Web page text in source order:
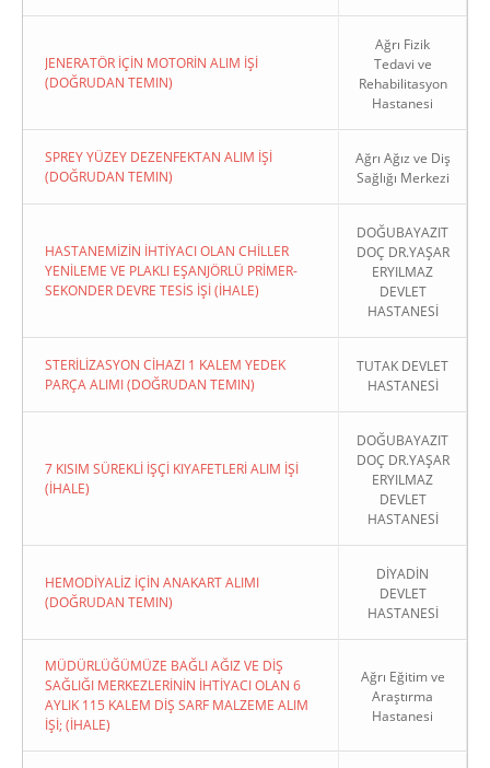
JENERATÖR İÇİN MOTORİN ALIM İŞİ
(DOĞRUDAN TEMIN)
Ağrı Fizik
Tedavi ve
Rehabilitasyon
Hastanesi
SPREY YÜZEY DEZENFEKTAN ALIM İŞİ
(DOĞRUDAN TEMIN)
Ağrı Ağız ve Diş
Sağlığı Merkezi
HASTANEMİZİN İHTİYACI OLAN CHİLLER
YENİLEME VE PLAKLI EŞANJÖRLÜ PRİMER-
SEKONDER DEVRE TESİS İŞİ (İHALE)
DOĞUBAYAZIT
DOÇ DR.YAŞAR
ERYILMAZ
DEVLET
HASTANESİ
STERİLİZASYON CİHAZI 1 KALEM YEDEK
PARÇA ALIMI (DOĞRUDAN TEMIN)
TUTAK DEVLET
HASTANESİ
7 KISIM SÜREKLİ İŞÇİ KIYAFETLERİ ALIM İŞİ
(İHALE)
DOĞUBAYAZIT
DOÇ DR.YAŞAR
ERYILMAZ
DEVLET
HASTANESİ
HEMODİYALİZ İÇİN ANAKART ALIMI
(DOĞRUDAN TEMIN)
DİYADİN
DEVLET
HASTANESİ
MÜDÜRLÜĞÜMÜZE BAĞLI AĞIZ VE DİŞ
SAĞLIĞI MERKEZLERİNİN İHTİYACI OLAN 6
AYLIK 115 KALEM DİŞ SARF MALZEME ALIM
İŞİ; (İHALE)
Ağrı Eğitim ve
Araştırma
Hastanesi